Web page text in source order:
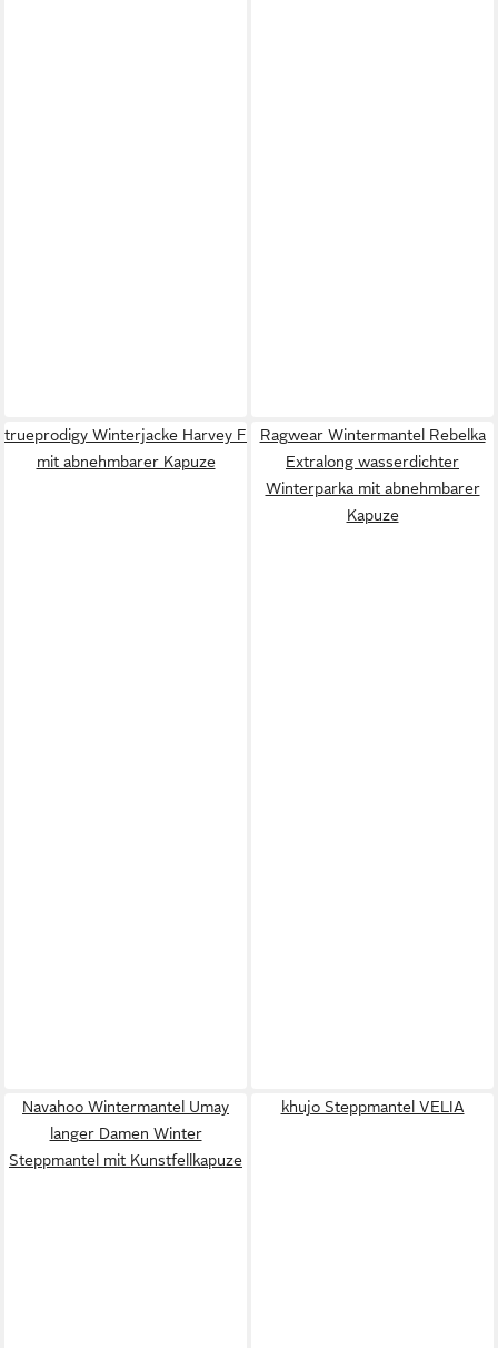
trueprodigy Winterjacke Harvey F
mit abnehmbarer Kapuze
Ragwear Wintermantel Rebelka
Extralong wasserdichter
Winterparka mit abnehmbarer
Kapuze
Navahoo Wintermantel Umay
langer Damen Winter
Steppmantel mit Kunstfellkapuze
khujo Steppmantel VELIA